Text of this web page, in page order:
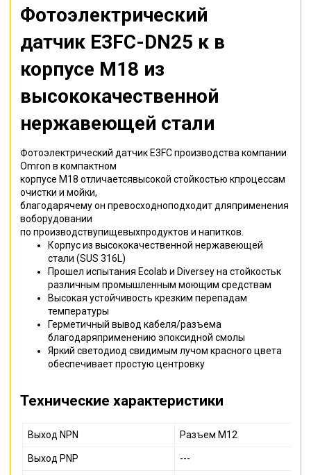
Фотоэлектрический
датчик E3FC-DN25 к в
корпусе M18 из
высококачественной
нержавеющей стали
Фотоэлектрический датчик E3FC производства компании
Omron в компактном
корпусе M18 отличаетсявысокой стойкостью кпроцессам
очистки и мойки,
благодарячему он превосходноподходит дляприменения
воборудовании
по производствупищевыхпродуктов и напитков.
Корпус из высококачественной нержавеющей
стали (SUS 316L)
Прошел испытания Ecolab и Diversey на стойкостьк
различным промышленным моющим средствам
Высокая устойчивость крезким перепадам
температуры
Герметичный вывод кабеля/разъема
благодаряприменению эпоксидной смолы
Яркий светодиод свидимым лучом красного цвета
обеспечивает простую центровку
Технические характеристики
Выход NPN Разъем M12
Выход PNP ---